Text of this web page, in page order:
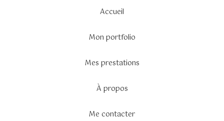
Accueil
Mon portfolio
Mes prestations
À propos
Me contacter